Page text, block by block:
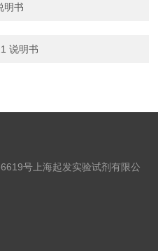
明书
说明书
号上海起发实验试剂有限公